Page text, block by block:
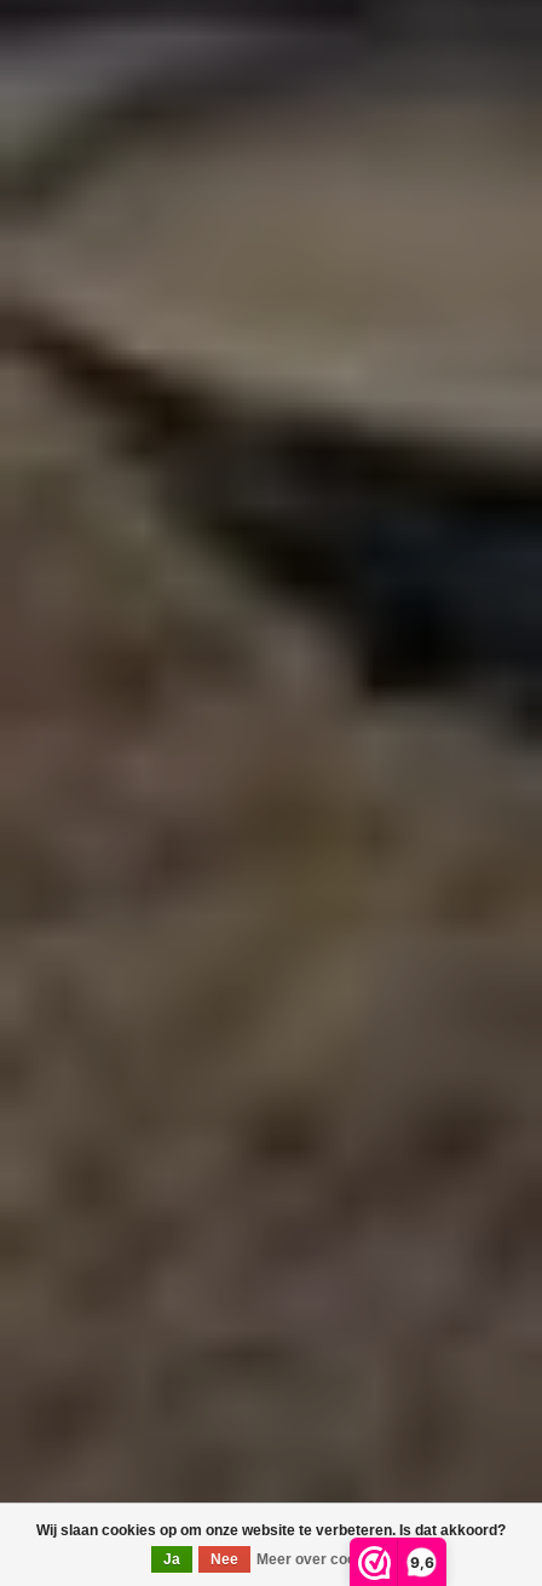
9,6
Wij slaan cookies op om onze website te verbeteren. Is dat akkoord?
Ja
Nee Meer over cookies »